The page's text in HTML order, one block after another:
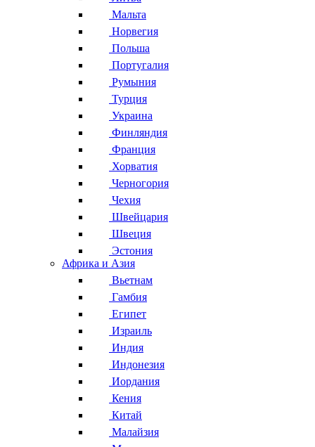
Мальта
Норвегия
Польша
Португалия
Румыния
Турция
Украина
Финляндия
Франция
Хорватия
Черногория
Чехия
Швейцария
Швеция
Эстония
Африка и Азия
Вьетнам
Гамбия
Египет
Израиль
Индия
Индонезия
Иордания
Кения
Китай
Малайзия